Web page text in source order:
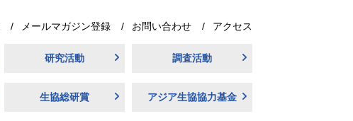
メールマガジン登録 お問い合わせ アクセス
研究活動 調査活動
生協総研賞 アジア生協協力基金